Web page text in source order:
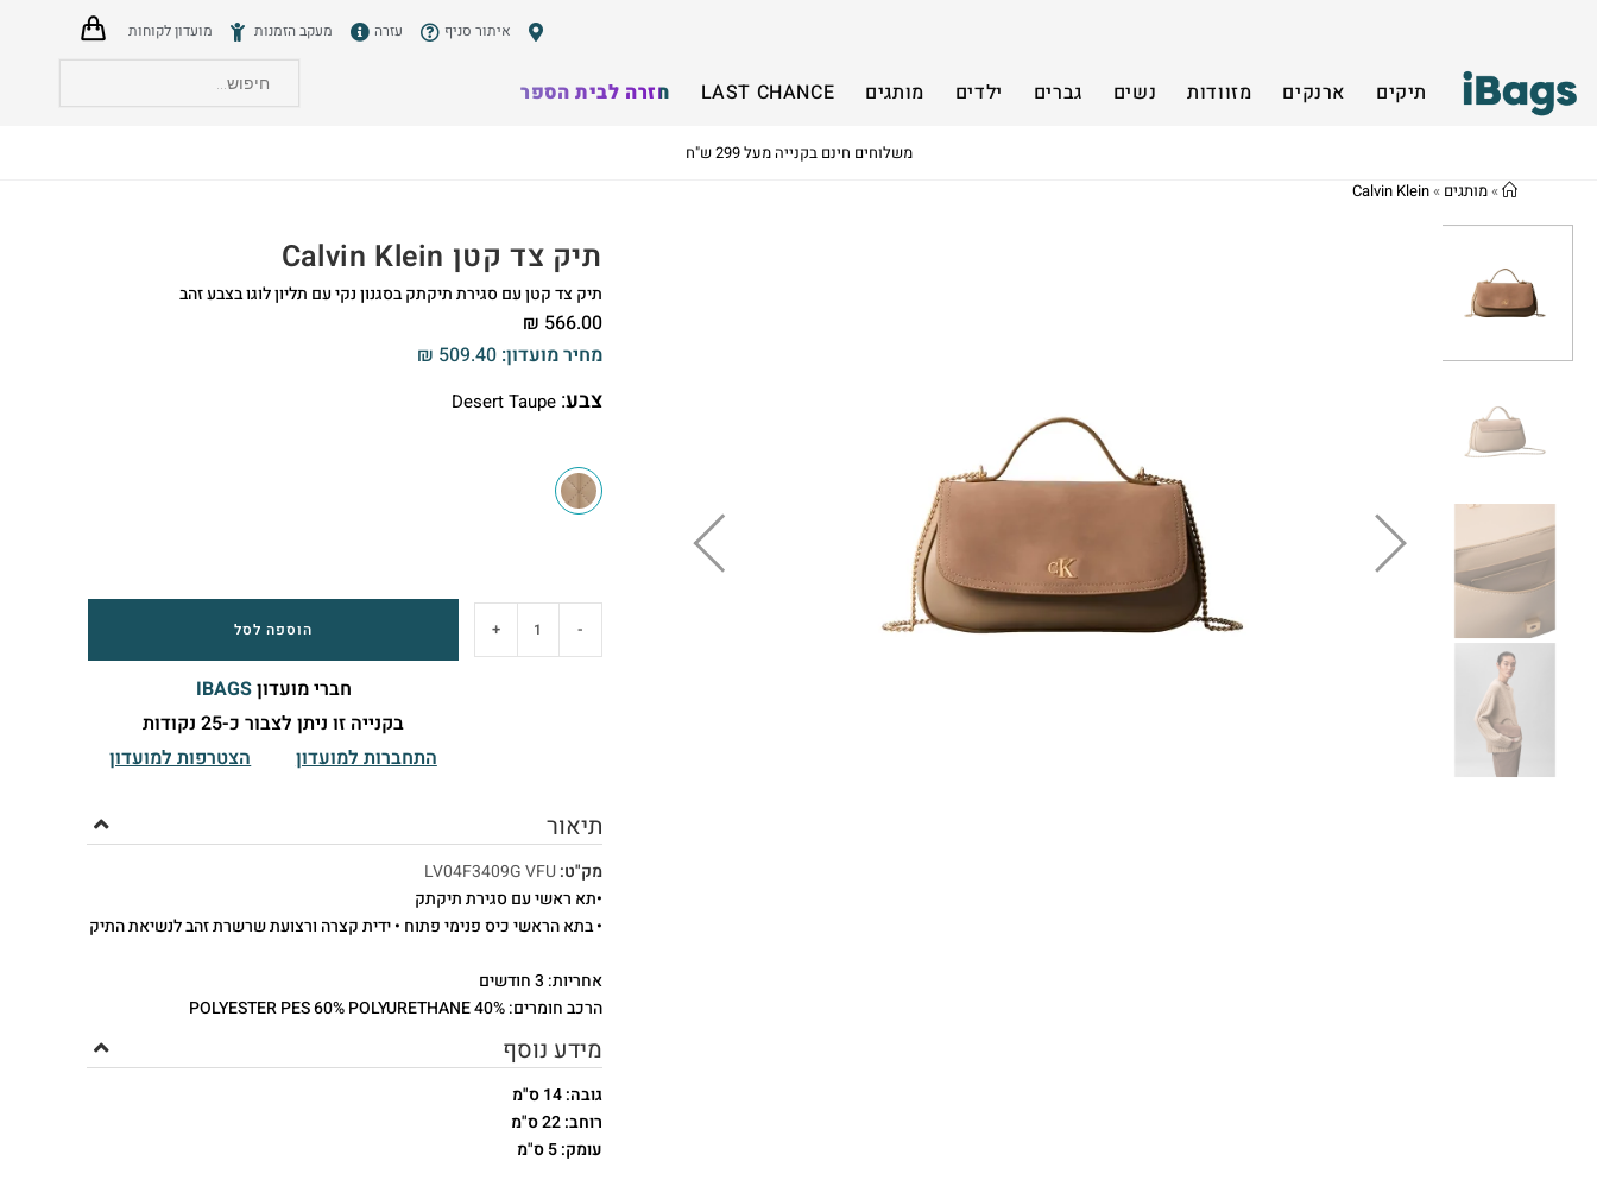
איתור סניף עזרה מעקב הזמנות מועדון לקוחות
תיקים ארנקים מזוודות נשים גברים ילדים מותגים LAST CHANCE חזרה לבית הספר
משלוחים חינם בקנייה מעל 299 ש"ח
»מותגים »
Calvin Klein
תיק צד קטן Calvin Klein
תיק צד קטן עם סגירת תיקתק בסגנון נקי עם תליון לוגו בצבע זהב
מחיר מועדון: ₪ 509.40
₪ 566.00
צבע:
Desert Taupe
-
+ הוספה לסל
חברי מועדוןIBAGS
בקנייה זו ניתן לצבור כ-25 נקודות
התחברות למועדון
הצטרפות למועדון
תיאור
מק"ט:LV04F3409G VFU
•תא ראשי עם סגירת תיקתק
• בתא הראשי כיס פנימי פתוח • ידית קצרה ורצועת שרשרת זהב לנשיאת התיק
אחריות: 3 חודשים
הרכב חומרים: POLYESTER PES 60% POLYURETHANE 40%
מידע נוסף
גובה: 14 ס"מ
רוחב: 22 ס"מ
עומק: 5 ס"מ